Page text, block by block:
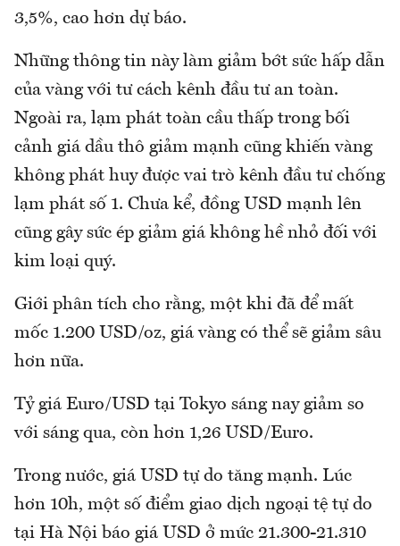
3,5%, cao hơn dự báo.
Những thông tin này làm giảm bớt sức hấp dẫn
của vàng với tư cách kênh đầu tư an toàn.
Ngoài ra, lạm phát toàn cầu thấp trong bối
cảnh giá dầu thô giảm mạnh cũng khiến vàng
không phát huy được vai trò kênh đầu tư chống
lạm phát số 1. Chưa kể, đồng USD mạnh lên
cũng gây sức ép giảm giá không hề nhỏ đối với
kim loại quý.
Giới phân tích cho rằng, một khi đã để mất
mốc 1.200 USD/oz, giá vàng có thể sẽ giảm sâu
hơn nữa.
Tỷ giá Euro/USD tại Tokyo sáng nay giảm so
với sáng qua, còn hơn 1,26 USD/Euro.
Trong nước, giá USD tự do tăng mạnh. Lúc
hơn 10h, một số điểm giao dịch ngoại tệ tự do
tại Hà Nội báo giá USD ở mức 21.300-21.310